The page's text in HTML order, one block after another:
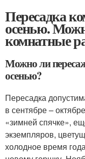
Пересадка
осенью.
комнатные
Можно ли
осенью?
Пересадка
в сентябре –
«зимней спячке»,
экземпляров,
холодное время